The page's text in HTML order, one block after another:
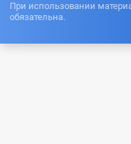
При использовании
обязательна.